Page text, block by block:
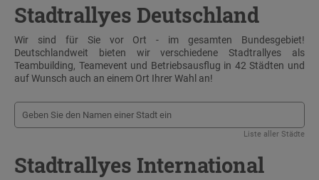
Stadtrallyes Deutschland
Wir sind für Sie vor Ort - im gesamten Bundesgebiet!
Deutschlandweit bieten wir verschiedene Stadtrallyes als
Teambuilding, Teamevent und Betriebsausflug in 42 Städten und
auf Wunsch auch an einem Ort Ihrer Wahl an!
Liste aller Städte
Stadtrallyes International